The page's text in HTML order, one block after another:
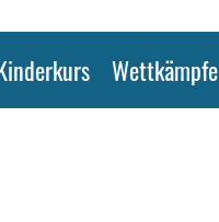
Wettkämpfe